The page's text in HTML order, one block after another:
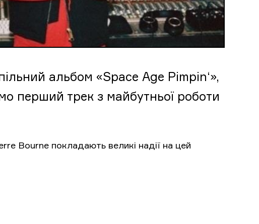
альбом «Space Age Pimpin‘»,
перший трек з майбутньої роботи
Bourne покладають великі надії на цей